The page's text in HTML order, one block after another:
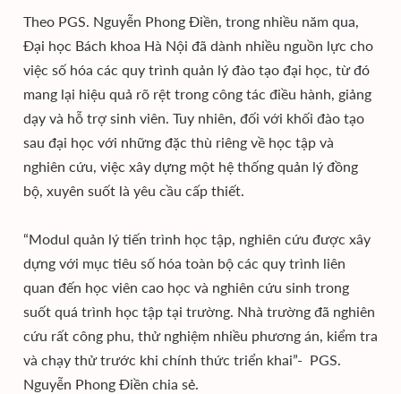
Theo PGS. Nguyễn Phong Điền, trong nhiều năm qua,
Đại học Bách khoa Hà Nội đã dành nhiều nguồn lực cho
việc số hóa các quy trình quản lý đào tạo đại học, từ đó
mang lại hiệu quả rõ rệt trong công tác điều hành, giảng
dạy và hỗ trợ sinh viên. Tuy nhiên, đối với khối đào tạo
sau đại học với những đặc thù riêng về học tập và
nghiên cứu, việc xây dựng một hệ thống quản lý đồng
bộ, xuyên suốt là yêu cầu cấp thiết.
“Modul quản lý tiến trình học tập, nghiên cứu được xây
dựng với mục tiêu số hóa toàn bộ các quy trình liên
quan đến học viên cao học và nghiên cứu sinh trong
suốt quá trình học tập tại trường. Nhà trường đã nghiên
cứu rất công phu, thử nghiệm nhiều phương án, kiểm tra
và chạy thử trước khi chính thức triển khai”- PGS.
Nguyễn Phong Điền chia sẻ.